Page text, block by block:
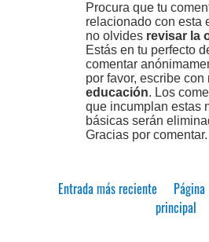
Procura que tu
relacionado con esta
no olvides revisar la
Estás en tu perfecto
comentar
por favor, escribe con
educación. Los
que incumplan estas
básicas serán
Gracias por comentar.
Entrada más reciente
Página
principal